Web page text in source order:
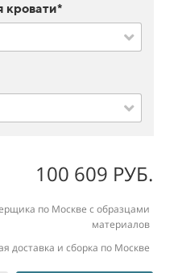
кровати*
100 609 РУБ.
по Москве с образцами
материалов
доставка и сборка по Москве